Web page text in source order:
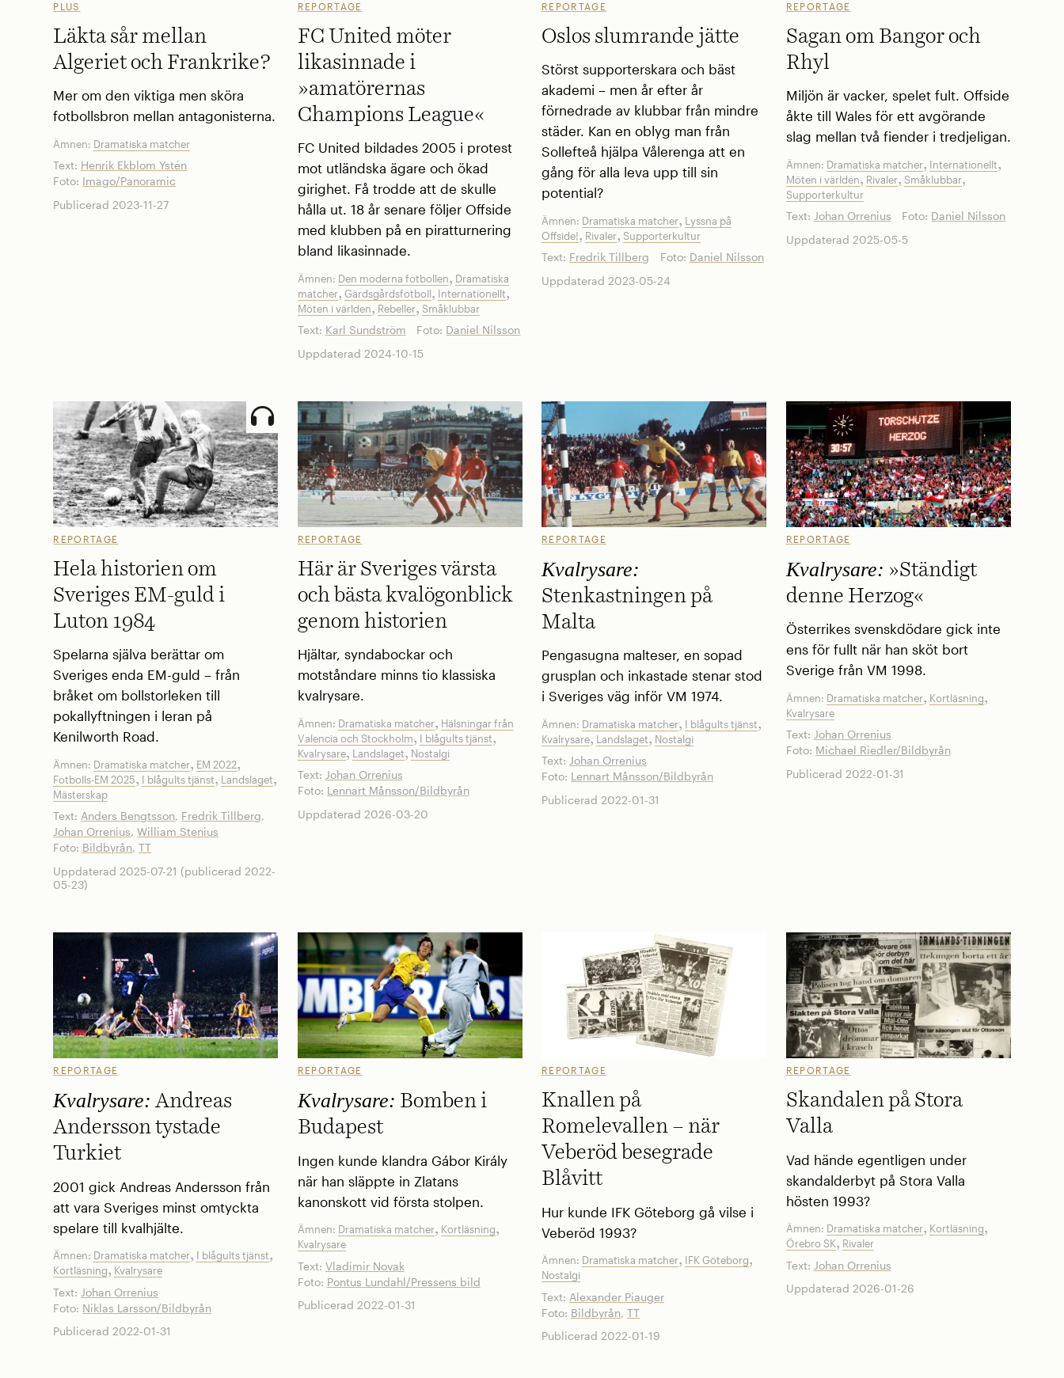
PLUS
Läkta sår mellan
Algeriet och Frankrike?
Mer om den viktiga men sköra
fotbollsbron mellan antagonisterna.
Ämnen: Dramatiska matcher
Text: Henrik Ekblom Ystén
Foto: Imago/Panoramic
Publicerad 2023-11-27
REPORTAGE
FC United möter
likasinnade i
»amatörernas
Champions League«
FC United bildades 2005 i protest
mot utländska ägare och ökad
girighet. Få trodde att de skulle
hålla ut. 18 år senare följer Offside
med klubben på en piratturnering
bland ­likasinnade.
Ämnen: Den moderna fotbollen, Dramatiska
matcher, Gärdsgårdsfotboll, Internationellt,
Möten i världen, Rebeller, Småklubbar
Text: Karl Sundström Foto: Daniel Nilsson
Uppdaterad 2024-10-15
REPORTAGE
Oslos slumrande jätte
Störst supporterskara och bäst
akademi – men år efter år
förnedrade av klubbar från mindre
städer. Kan en oblyg man från
Sollefteå hjälpa Vålerenga att en
gång för alla leva upp till sin
potential?
Ämnen: Dramatiska matcher, Lyssna på
Offside!, Rivaler,Supporterkultur
Text: Fredrik Tillberg Foto: Daniel Nilsson
Uppdaterad 2023-05-24
REPORTAGE
Sagan om Bangor och
Rhyl
Miljön är vacker, spelet fult. Offside
åkte till Wales för ett avgörande
slag mellan två fiender i tredjeligan.
Ämnen: Dramatiska matcher, Internationellt,
Möten i världen, Rivaler, Småklubbar,
Supporterkultur
Text: Johan Orrenius Foto: Daniel Nilsson
Uppdaterad 2025-05-5
REPORTAGE
Hela historien om
Sveriges EM-guld i
Luton 1984
Spelarna själva berättar om
Sveriges enda EM-guld – från
bråket om bollstorleken till
pokallyftningen i leran på
Kenilworth Road.
Ämnen: Dramatiska matcher, EM 2022,
Fotbolls-EM 2025, I blågults tjänst, Landslaget,
Mästerskap
Text:Anders Bengtsson, Fredrik Tillberg,
Johan Orrenius,William Stenius
Foto: Bildbyrån,TT
Uppdaterad 2025-07-21 (publicerad 2022-
05-23)
REPORTAGE
Här är Sveriges värsta
och bästa kvalögonblick
genom historien
Hjältar, syndabockar och
motståndare minns tio klassiska
kvalrysare.
Ämnen: Dramatiska matcher, Hälsningar från
Valencia och Stockholm, I blågults tjänst,
Kvalrysare, Landslaget, Nostalgi
Text: Johan Orrenius
Foto: Lennart Månsson/Bildbyrån
Uppdaterad 2026-03-20
REPORTAGE
Kvalrysare:
Stenkastningen på
Malta
Pengasugna malteser, en sopad
grusplan och inkastade stenar stod
i Sveriges väg inför VM 1974.
Ämnen: Dramatiska matcher, I blågults tjänst,
Kvalrysare, Landslaget, Nostalgi
Text:Johan Orrenius
Foto: Lennart Månsson/Bildbyrån
Publicerad 2022-01-31
REPORTAGE
Kvalrysare: »Ständigt
denne Herzog«
Österrikes svenskdödare gick inte
ens för fullt när han sköt bort
Sverige från VM 1998.
Ämnen: Dramatiska matcher, Kortläsning,
Kvalrysare
Text: Johan Orrenius
Foto: Michael Riedler/Bildbyrån
Publicerad 2022-01-31
REPORTAGE
Kvalrysare: Andreas
Andersson tystade
Turkiet
2001 gick Andreas Andersson från
att vara Sveriges minst omtyckta
spelare till kvalhjälte.
Ämnen: Dramatiska matcher, I blågults tjänst,
Kortläsning, Kvalrysare
Text: Johan Orrenius
Foto: Niklas Larsson/Bildbyrån
Publicerad 2022-01-31
REPORTAGE
Kvalrysare: Bomben i
Budapest
Ingen kunde klandra Gábor Király
när han släppte in Zlatans
kanonskott vid första stolpen.
Ämnen: Dramatiska matcher, Kortläsning,
Kvalrysare
Text: Vladimir Novak
Foto: Pontus Lundahl/Pressens bild
Publicerad 2022-01-31
REPORTAGE
Knallen på
Romelevallen – när
Veberöd besegrade
Blåvitt
Hur kunde IFK Göteborg gå vilse i
Veberöd 1993?
Ämnen: Dramatiska matcher, IFK Göteborg,
Nostalgi
Text: Alexander Piauger
Foto: Bildbyrån,TT
Publicerad 2022-01-19
REPORTAGE
Skandalen på Stora
Valla
Vad hände egentligen under
skandalderbyt på Stora Valla
hösten 1993?
Ämnen: Dramatiska matcher, Kortläsning,
Örebro SK, Rivaler
Text: Johan Orrenius
Uppdaterad 2026-01-26